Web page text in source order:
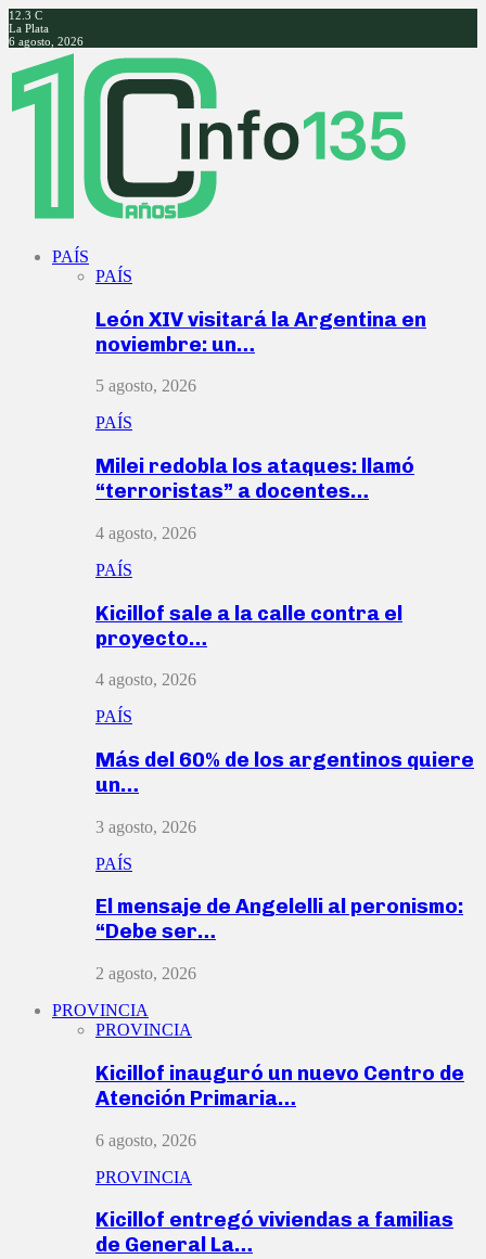
12.3 C
La Plata
6 agosto, 2026
Facebook
Twitter
Instagram
Youtube
PAÍS
PAÍS
León XIV visitará la Argentina en
noviembre: un…
5 agosto, 2026
PAÍS
Milei redobla los ataques: llamó
“terroristas” a docentes…
4 agosto, 2026
PAÍS
Kicillof sale a la calle contra el
proyecto…
4 agosto, 2026
PAÍS
Más del 60% de los argentinos quiere
un…
3 agosto, 2026
PAÍS
El mensaje de Angelelli al peronismo:
“Debe ser…
2 agosto, 2026
PROVINCIA
PROVINCIA
Kicillof inauguró un nuevo Centro de
Atención Primaria…
6 agosto, 2026
PROVINCIA
Kicillof entregó viviendas a familias
de General La…